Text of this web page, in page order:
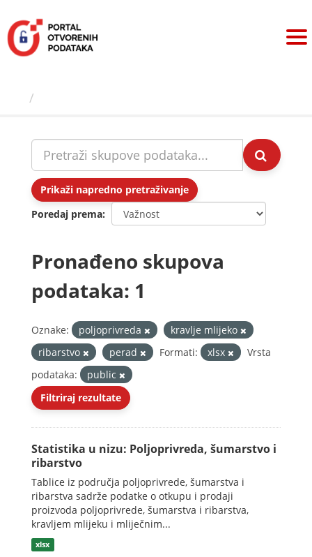
sadržaj
Prikaži napredno pretraživanje
Poredaj prema
Pronađeno skupova
podataka: 1
Oznake: poljoprivreda
kravlje mlijeko
ribarstvo
perad Formati: xlsx
Vrsta
podataka:
public
Filtriraj rezultate
Statistika u nizu: Poljoprivreda, šumarstvo i
ribarstvo
Tablice iz područja poljoprivrede, šumarstva i
ribarstva sadrže podatke o otkupu i prodaji
proizvoda poljoprivrede, šumarstva i ribarstva,
kravljem mlijeku i mliječnim...
xlsx